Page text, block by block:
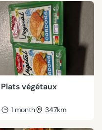
Plats végétaux
1 month 347km